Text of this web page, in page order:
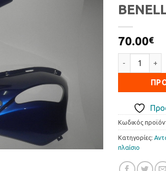
70.00€
Κωδικός
Κατηγορίες:
πλαίσιο